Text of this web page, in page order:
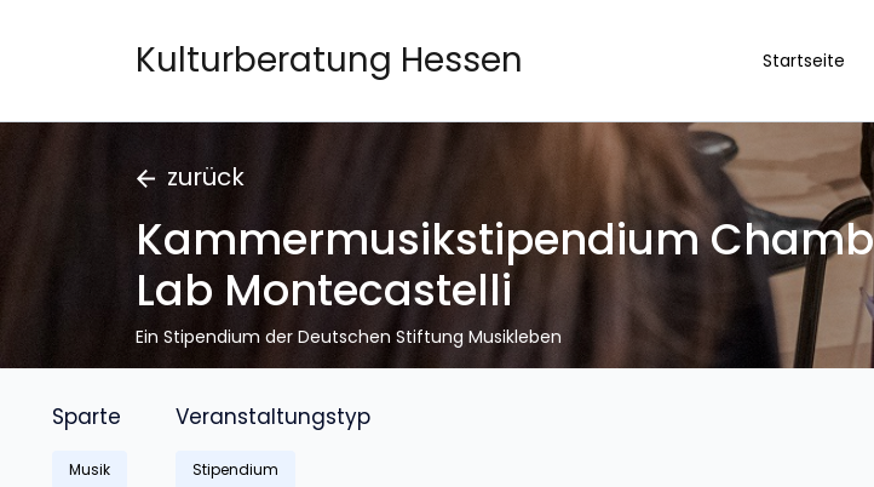
Kulturberatung Hessen Startseite
zurück
Kammermusikstipendium
Lab Montecastelli
Ein Stipendium der Deutschen Stiftung Musikleben
Sparte
Musik
Veranstaltungstyp
Stipendium